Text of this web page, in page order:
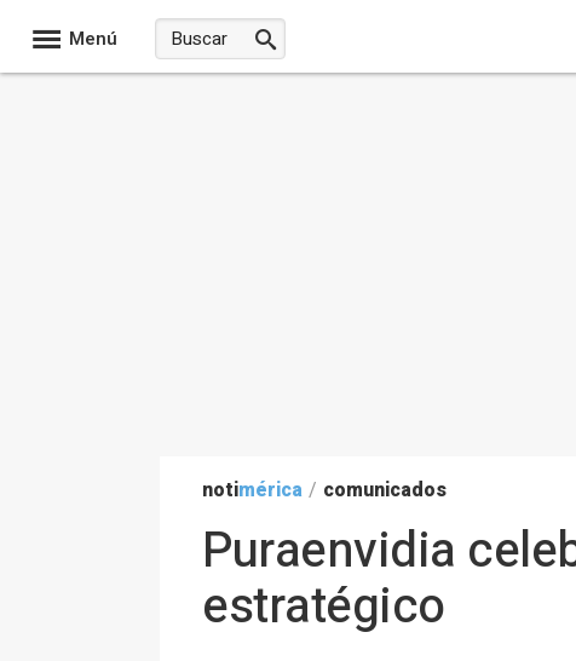
Menú
notimérica / comunicados
Puraenvidia
estratégico